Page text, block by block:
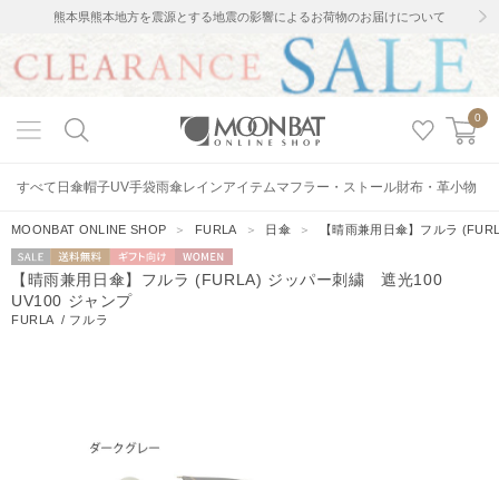
熊本県熊本地方を震源とする地震の影響によるお荷物のお届けについて
0
すべて 日傘帽子UV手袋雨傘レインアイテムマフラー・ストール財布・革小物
MOONBAT ONLINE SHOP ＞ FURLA ＞ 日傘 ＞ 【晴雨兼用日傘】フルラ
セー
ル
送料無料 ギフト向
け
WOMEN
【晴雨兼用日傘】フルラ (FURLA) ジッパー刺繍 遮光100
UV100 ジャンプ
FURLA / フルラ